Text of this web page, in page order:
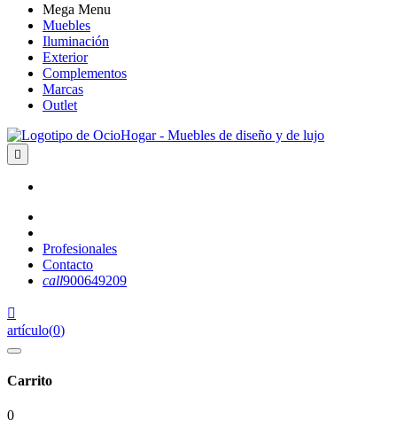
Mega Menu
Muebles
Iluminación
Exterior
Complementos
Marcas
Outlet

Profesionales
Contacto
call900649209

artículo(0)
Carrito
0